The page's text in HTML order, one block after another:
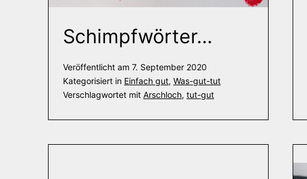
Schimpfwörter…
Veröffentlicht am 7. September 2020
Kategorisiert in Einfach gut, Was-gut-tut
Verschlagwortet mit Arschloch, tut-gut